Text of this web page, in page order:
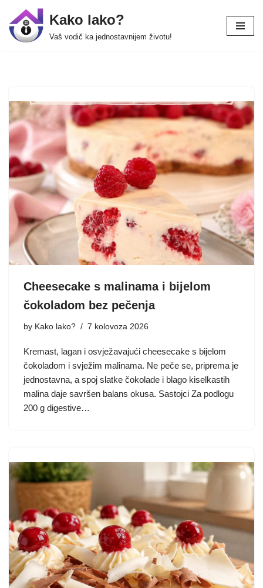
Skip
Kako lako?
Vaš vodič ka jednostavnijem životu!
Cheesecake s malinama i bijelom
čokoladom bez pečenja
by Kako lako? 7 kolovoza 2026
Kremast, lagan i osvježavajući cheesecake s bijelom
čokoladom i svježim malinama. Ne peče se, priprema je
jednostavna, a spoj slatke čokolade i blago kiselkastih
malina daje savršen balans okusa. Sastojci Za podlogu
200 g digestive…